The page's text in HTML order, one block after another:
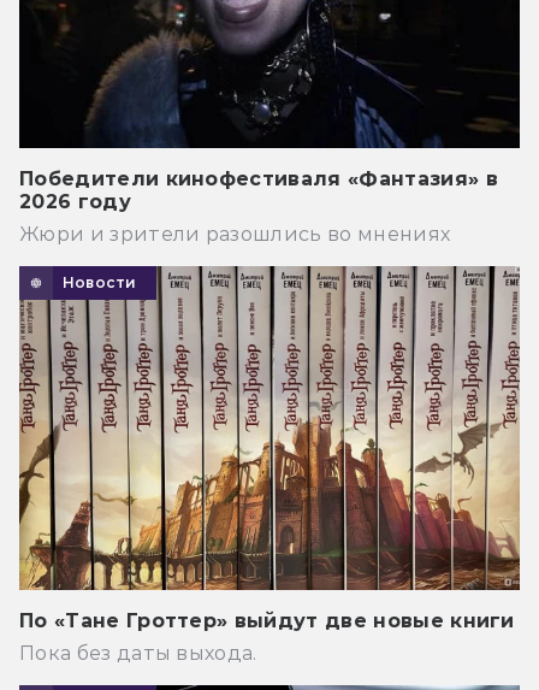
Победители кинофестиваля «Фантазия» в
2026 году
Жюри и зрители разошлись во мнениях
Новости
По «Тане Гроттер» выйдут две новые книги
Пока без даты выхода.